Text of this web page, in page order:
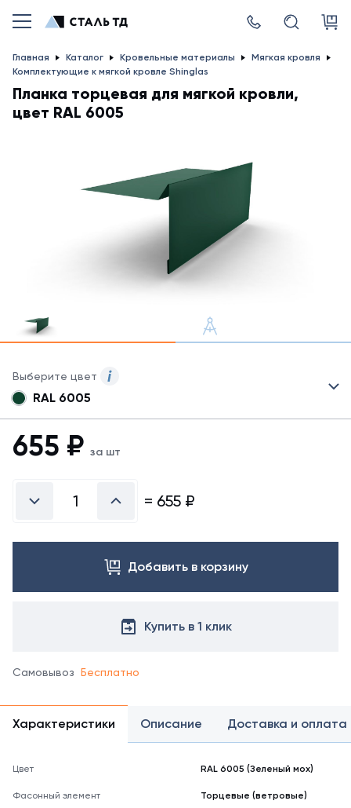
Главная Каталог Кровельные материалы
Мягкая кровля
Комплектующие к мягкой кровле Shinglas
Планка торцевая для мягкой кровли,
цвет RAL 6005
Выберите цвет
данного
указаны
возможные
заказа
другого
цвета
свяжитеяь
менеджером.
RAL 6005
655 ₽ за шт
= 655 ₽
Добавить в корзину
Купить в 1 клик
Самовывоз Бесплатно
Характеристики Описание Доставка и оплата
Цвет RAL 6005 (Зеленый мох)
Фасонный элемент
Торцевые (ветровые)